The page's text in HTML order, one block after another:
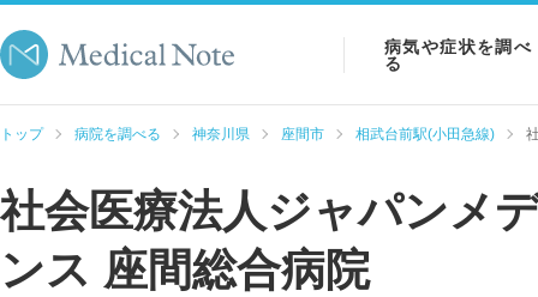
病気や症状を調べ
る
トップ 病院を調べる 神奈川県 座間市 相武台前駅(小田急線)
社会医療法人ジャパンメ
ンス 座間総合病院